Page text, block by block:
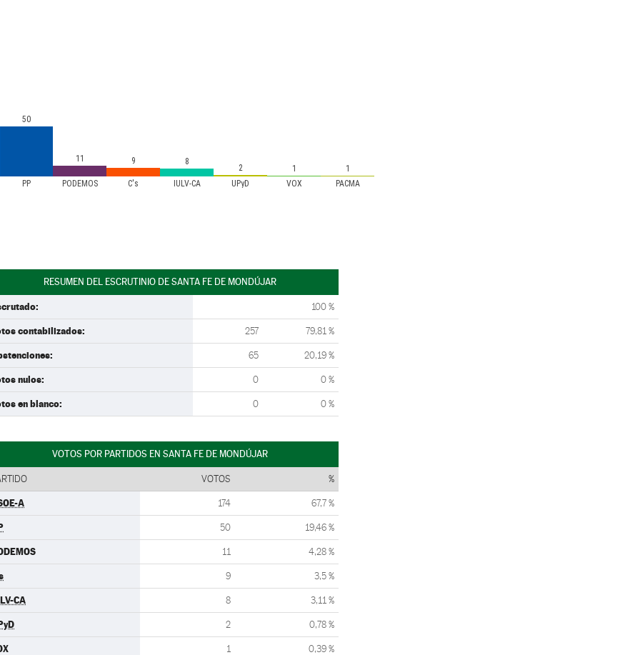
PP PODEMOS C's IULV-CA UPyD VOX PACMA
50
11 9 8
2 1 1
RESUMEN DEL ESCRUTINIO DE SANTA FE DE MONDÚJAR
100 %
contabilizados: 257 79,81 %
65 20,19 %
nulos: 0 0 %
en blanco: 0 0 %
VOTOS POR PARTIDOS EN SANTA FE DE MONDÚJAR
VOTOS %
A 174 67,7 %
50 19,46 %
11 4,28 %
9 3,5 %
CA 8 3,11 %
2 0,78 %
1 0,39 %